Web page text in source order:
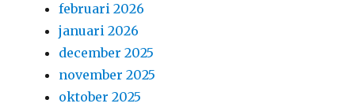
februari 2026
januari 2026
december 2025
november 2025
oktober 2025